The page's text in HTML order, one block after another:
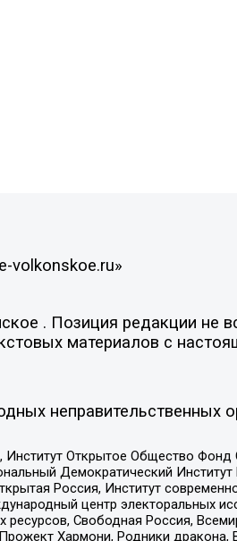
volkonskoe.ru»
. Позиция редакции не
материалов с
неправительственных
Открытое Общество
Демократический Институт
Россия, Институт
центр электоральных
Свободная Россия,
Хармони, Родники дракона,